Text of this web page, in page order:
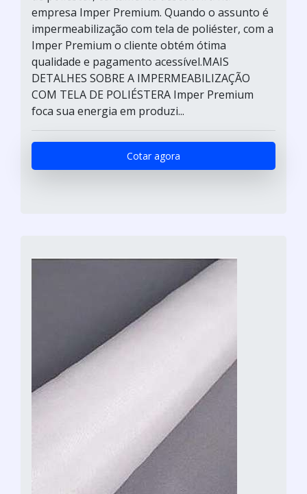
empresa Imper Premium. Quando o assunto é
impermeabilização com tela de poliéster, com a
Imper Premium o cliente obtém ótima
qualidade e pagamento acessível.MAIS
DETALHES SOBRE A IMPERMEABILIZAÇÃO
COM TELA DE POLIÉSTERA Imper Premium
foca sua energia em produzi...
Cotar agora